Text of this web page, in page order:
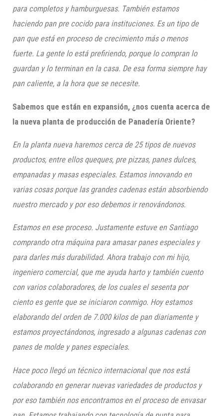
para completos y hamburguesas. También estamos
haciendo pan pre cocido para instituciones. Es un tipo de
pan que está en proceso de crecimiento más o menos
fuerte. La gente lo está prefiriendo, porque lo compran lo
guardan y lo terminan en la casa. De esa forma siempre hay
pan caliente, a la hora que se necesite.
Sabemos que están en expansión, ¿nos cuenta acerca de
la nueva planta de producción de Panadería Oriente?
En la planta nueva haremos cerca de 25 tipos de nuevos
productos, entre ellos queques, pre pizzas, panes dulces,
empanadas y masas especiales. Estamos innovando en
varias cosas porque las grandes cadenas están absorbiendo
nuestro mercado y por eso debemos ir renovándonos.
Estamos en ese proceso. Justamente estuve en Santiago
comprando otra máquina para amasar panes especiales y
para darles más durabilidad. Ahora trabajo con mi hijo,
ingeniero comercial, que me ayuda harto y también cuento
con varios colaboradores, de los cuales el sesenta por
ciento es gente que se iniciaron conmigo. Hoy estamos
elaborando del orden de 7.000 kilos de pan diariamente y
estamos proyectándonos, ingresado a algunas cadenas con
panes de molde y panes especiales.
Hace poco llegó un técnico internacional que nos está
colaborando en generar nuevas variedades de productos y
por eso también nos encontramos en el proceso de envasar